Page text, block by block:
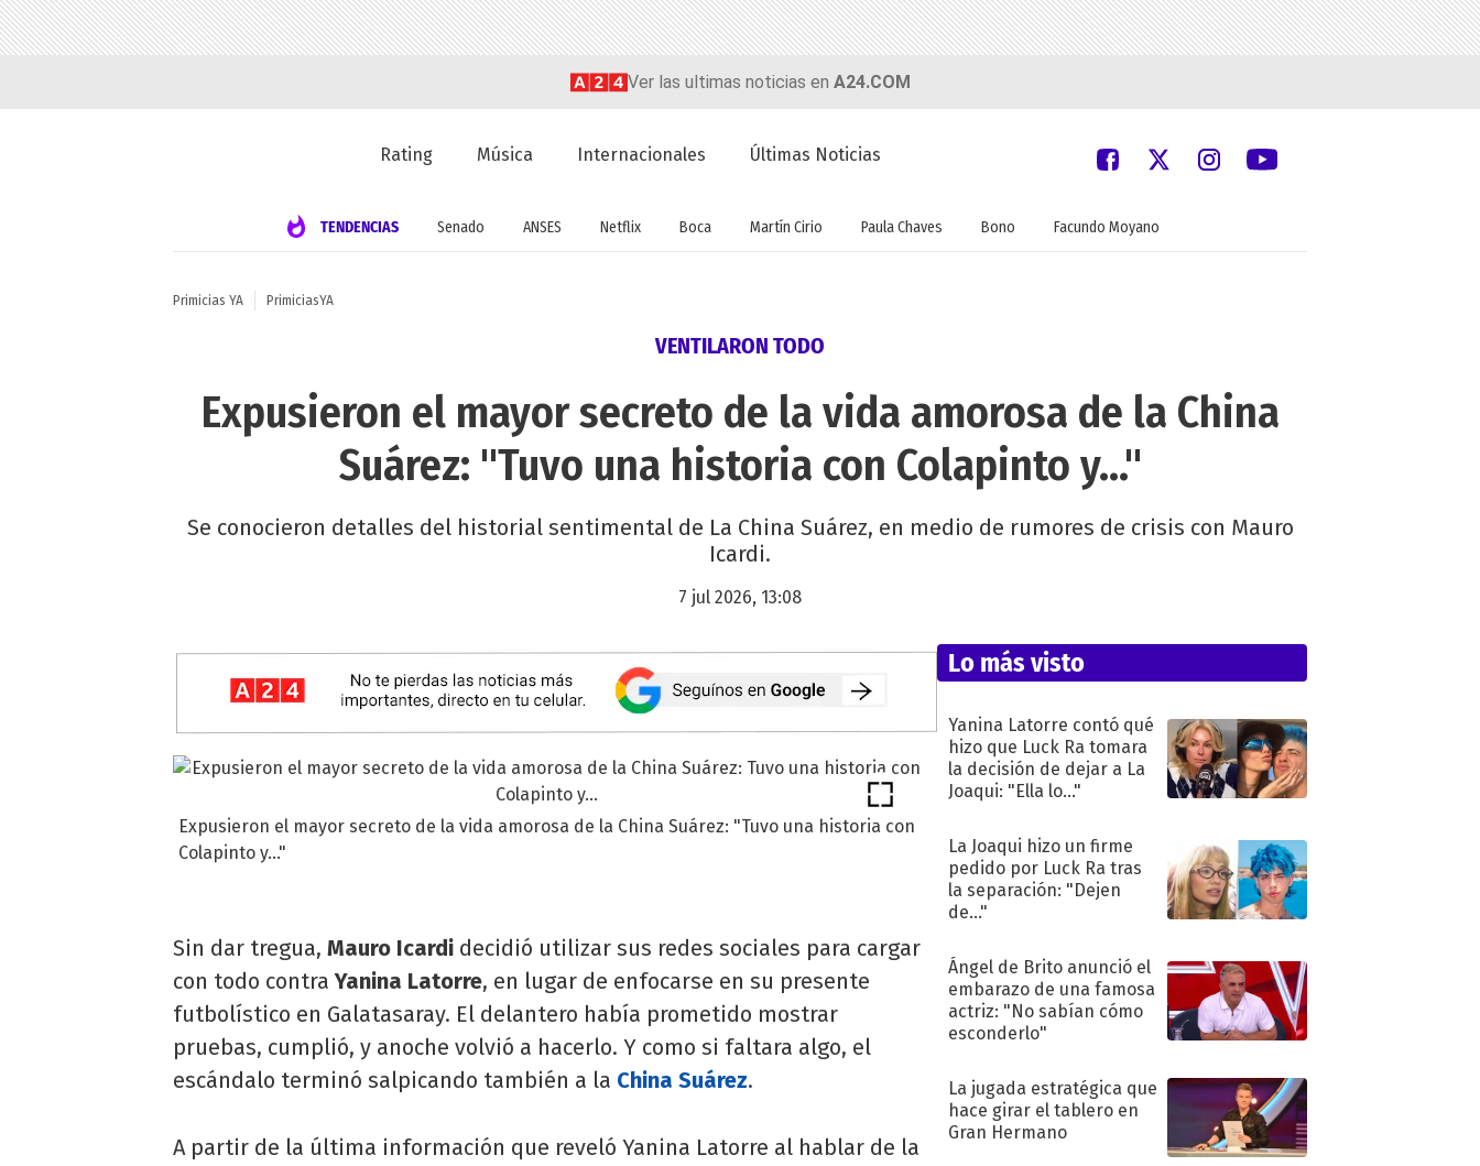
Ver las ultimas noticias en A24.COM
Rating Música Internacionales Últimas Noticias
TENDENCIAS Senado ANSES Netflix Boca Martín Cirio Paula Chaves Bono Facundo Moyano
Primicias YA PrimiciasYA
VENTILARON TODO
Expusieron el mayor secreto de la vida amorosa de la China
Suárez: "Tuvo una historia con Colapinto y..."
Se conocieron detalles del historial sentimental de La China Suárez, en medio de rumores de crisis con Mauro
Icardi.
7 jul 2026, 13:08
Expusieron el mayor secreto de la vida amorosa de la China Suárez: "Tuvo una historia con
Colapinto y..."
Sin dar tregua, Mauro Icardi decidió utilizar sus redes sociales para cargar
con todo contraYanina Latorre, en lugar de enfocarse en su presente
futbolístico en Galatasaray. El delantero había prometido mostrar
pruebas, cumplió, y anoche volvió a hacerlo. Y como si faltara algo, el
escándalo terminó salpicando también a la China Suárez.
A partir de la última información que reveló Yanina Latorre al hablar de la
Lo más visto
Yanina Latorre contó qué
hizo que Luck Ra tomara
la decisión de dejar a La
Joaqui: "Ella lo..."
La Joaqui hizo un firme
pedido por Luck Ra tras
la separación: "Dejen
de..."
Ángel de Brito anunció el
embarazo de una famosa
actriz: "No sabían cómo
esconderlo"
La jugada estratégica que
hace girar el tablero en
Gran Hermano